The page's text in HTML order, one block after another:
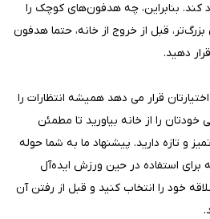
کند. بنابراین، چه هدفون‌های کوچک را
قبل از خروج از خانه، حتما هدفون
دهید.
قرار می دهد همیشه انتظارات را
را از خانه بیاورید تا مطمئن
و تازه دارید. پیشنهاد ما به شما حوله
برای استفاده در حین ورزش ایده‌آل
خود را انتخاب کنید و قبل از رفتن آن